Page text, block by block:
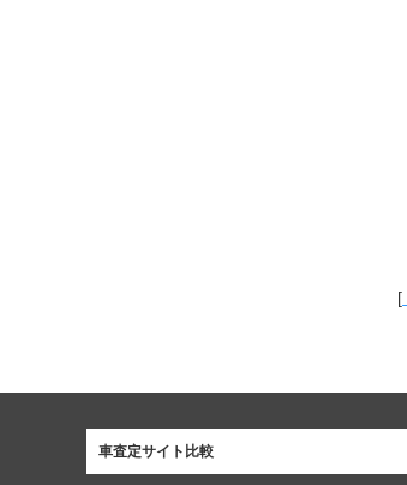
[
車査定サイト比較